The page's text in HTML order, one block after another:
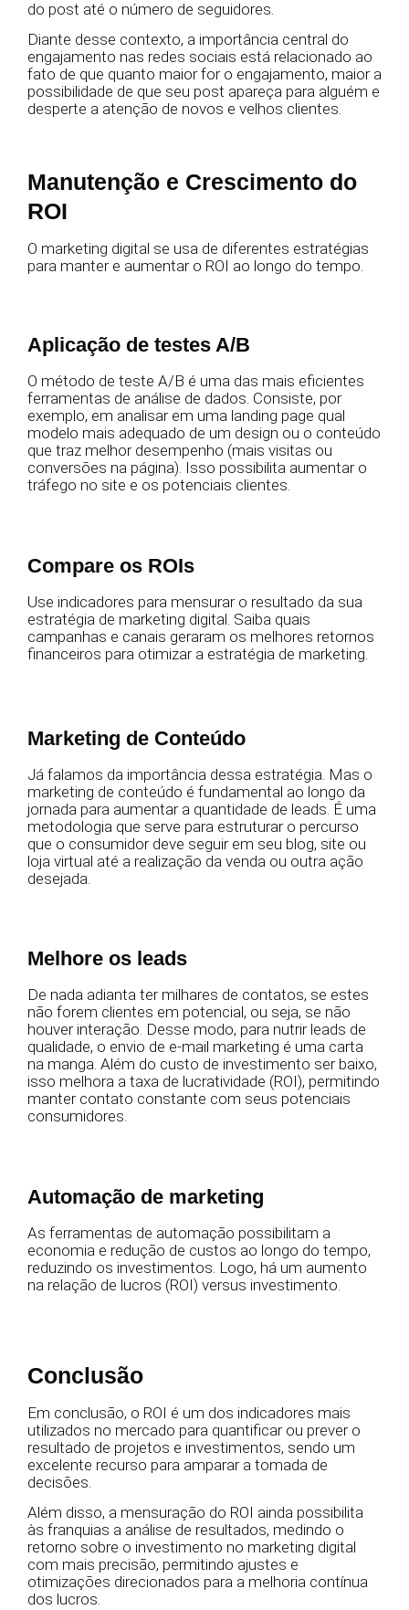
do post até o número de seguidores.
Diante desse contexto, a importância central do
engajamento nas redes sociais está relacionado ao
fato de que quanto maior for o engajamento, maior a
possibilidade de que seu post apareça para alguém e
desperte a atenção de novos e velhos clientes.
Manutenção e Crescimento do
ROI
O marketing digital se usa de diferentes estratégias
para manter e aumentar o ROI ao longo do tempo.
Aplicação de testes A/B
O método de teste A/B é uma das mais eficientes
ferramentas de análise de dados. Consiste, por
exemplo, em analisar em uma landing page qual
modelo mais adequado de um design ou o conteúdo
que traz melhor desempenho (mais visitas ou
conversões na página). Isso possibilita aumentar o
tráfego no site e os potenciais clientes.
Compare os ROIs
Use indicadores para mensurar o resultado da sua
estratégia de marketing digital. Saiba quais
campanhas e canais geraram os melhores retornos
financeiros para otimizar a estratégia de marketing.
Marketing de Conteúdo
Já falamos da importância dessa estratégia. Mas o
marketing de conteúdo é fundamental ao longo da
jornada para aumentar a quantidade de leads. É uma
metodologia que serve para estruturar o percurso
que o consumidor deve seguir em seu blog, site ou
loja virtual até a realização da venda ou outra ação
desejada.
Melhore os leads
De nada adianta ter milhares de contatos, se estes
não forem clientes em potencial, ou seja, se não
houver interação. Desse modo, para nutrir leads de
qualidade, o envio de e-mail marketing é uma carta
na manga. Além do custo de investimento ser baixo,
isso melhora a taxa de lucratividade (ROI), permitindo
manter contato constante com seus potenciais
consumidores.
Automação de marketing
As ferramentas de automação possibilitam a
economia e redução de custos ao longo do tempo,
reduzindo os investimentos. Logo, há um aumento
na relação de lucros (ROI) versus investimento.
Conclusão
Em conclusão, o ROI é um dos indicadores mais
utilizados no mercado para quantificar ou prever o
resultado de projetos e investimentos, sendo um
excelente recurso para amparar a tomada de
decisões.
Além disso, a mensuração do ROI ainda possibilita
às franquias a análise de resultados, medindo o
retorno sobre o investimento no marketing digital
com mais precisão, permitindo ajustes e
otimizações direcionados para a melhoria contínua
dos lucros.